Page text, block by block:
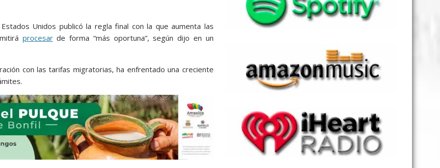
Unidos publicó la regla final con la que aumenta las
procesarde forma “más oportuna”, según dijo en un
con las tarifas migratorias, ha enfrentado una creciente